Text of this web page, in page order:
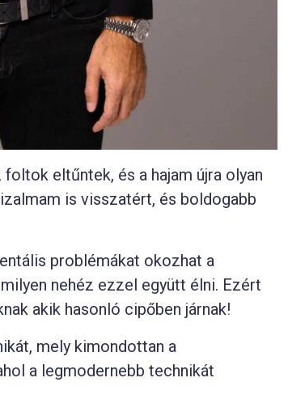
eltűntek, és a hajam újra olyan
is visszatért, és boldogabb
problémákat okozhat a
nehéz ezzel együtt élni. Ezért
akik hasonló cipőben járnak!
mely kimondottan a
a legmodernebb technikát